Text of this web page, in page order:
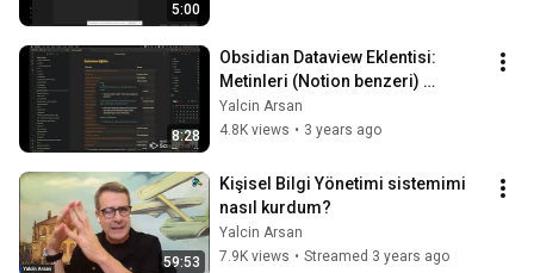
5:00
8:28
Obsidian Dataview Eklentisi:
Metinleri (Notion benzeri)
tablolara çevirin!
Yalcin Arsan
4.8K views • 3 years ago
59:53
Kişisel Bilgi Yönetimi sistemimi
nasıl kurdum?
Yalcin Arsan
7.9K views • Streamed 3 years ago